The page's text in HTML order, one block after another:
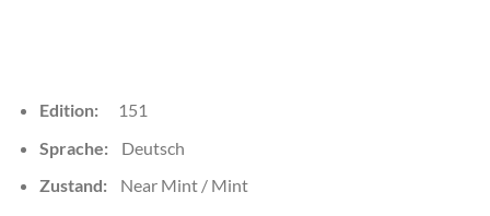
Edition:151
Sprache:Deutsch
Zustand:Near Mint / Mint